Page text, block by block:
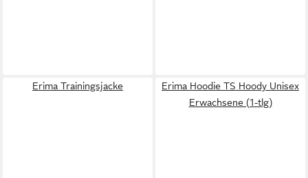
Erima Trainingsjacke
Erima Hoodie TS Hoody Unisex
Erwachsene (1-tlg)